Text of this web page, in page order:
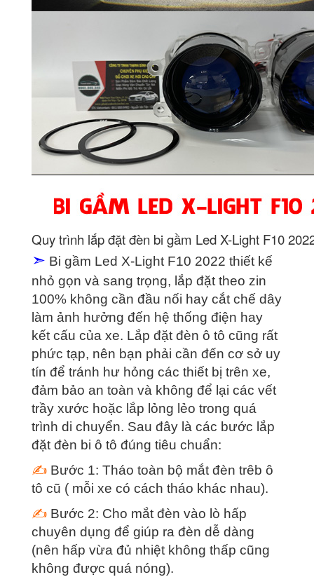
Quy trình lắp đặt đèn bi gầm Led X-Light F10
➣ Bi gầm Led X-Light F10 2022 thiết kế
nhỏ gọn và sang trọng, lắp đặt theo zin
100% không cần đầu nối hay cắt chế dây
làm ảnh hưởng đến hệ thống điện hay
kết cấu của xe. Lắp đặt đèn ô tô cũng rất
phức tạp, nên bạn phải cần đến cơ sở uy
tín để tránh hư hỏng các thiết bị trên xe,
đảm bảo an toàn và không để lại các vết
trầy xước hoặc lắp lỏng lẻo trong quá
trình di chuyển. Sau đây là các bước lắp
đặt đèn bi ô tô đúng tiêu chuẩn:
✍ Bước 1: Tháo toàn bộ mắt đèn trêb ô
tô cũ ( mỗi xe có cách tháo khác nhau).
✍ Bước 2: Cho mắt đèn vào lò hấp
chuyên dụng để giúp ra đèn dễ dàng
(nên hấp vừa đủ nhiệt không thấp cũng
không được quá nóng).